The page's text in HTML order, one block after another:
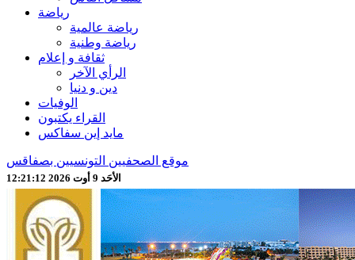
رياضة
رياضة عالمية
رياضة وطنية
ثقافة و إعلام
الرأي الآخر
دين و دنيا
الوفيات
القراء يكتبون
مايد إين سفاكس
موقع الصحفيين التونسيين بصفاقس
الأحَد 9 أوت 2026 12:21:14